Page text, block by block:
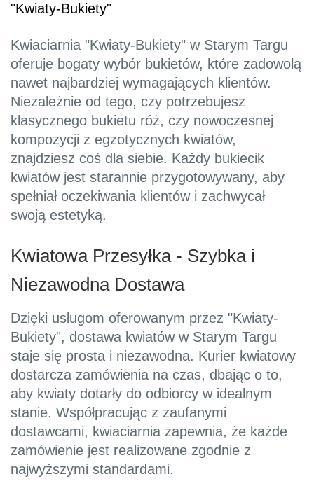
"Kwiaty-Bukiety"
Kwiaciarnia "Kwiaty-Bukiety" w Starym Targu
oferuje bogaty wybór bukietów, które zadowolą
nawet najbardziej wymagających klientów.
Niezależnie od tego, czy potrzebujesz
klasycznego bukietu róż, czy nowoczesnej
kompozycji z egzotycznych kwiatów,
znajdziesz coś dla siebie. Każdy bukiecik
kwiatów jest starannie przygotowywany, aby
spełniał oczekiwania klientów i zachwycał
swoją estetyką.
Kwiatowa Przesyłka - Szybka i
Niezawodna Dostawa
Dzięki usługom oferowanym przez "Kwiaty-
Bukiety", dostawa kwiatów w Starym Targu
staje się prosta i niezawodna. Kurier kwiatowy
dostarcza zamówienia na czas, dbając o to,
aby kwiaty dotarły do odbiorcy w idealnym
stanie. Współpracując z zaufanymi
dostawcami, kwiaciarnia zapewnia, że każde
zamówienie jest realizowane zgodnie z
najwyższymi standardami.